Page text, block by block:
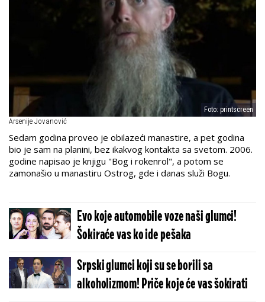
Foto: printscreen
Arsenije Jovanović
Sedam godina proveo je obilazeći manastire, a pet godina
bio je sam na planini, bez ikakvog kontakta sa svetom. 2006.
godine napisao je knjigu "Bog i rokenrol", a potom se
zamonašio u manastiru Ostrog, gde i danas služi Bogu.
Evo koje automobile voze naši glumci!
Šokiraće vas ko ide pešaka
Srpski glumci koji su se borili sa
alkoholizmom! Priče koje će vas šokirati